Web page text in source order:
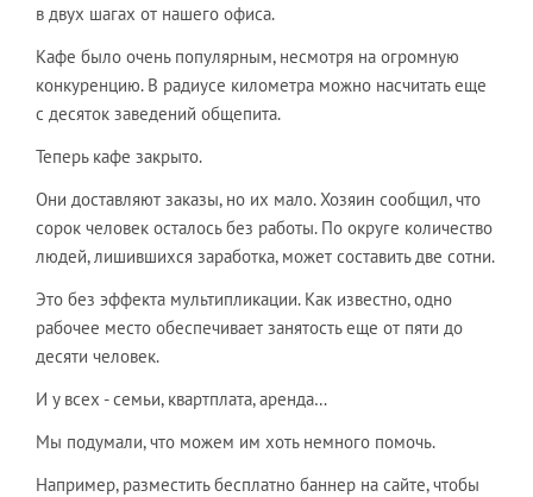
в двух шагах от нашего офиса.
Кафе было очень популярным, несмотря на огромную
конкуренцию. В радиусе километра можно насчитать еще
с десяток заведений общепита.
Теперь кафе закрыто.
Они доставляют заказы, но их мало. Хозяин сообщил, что
сорок человек осталось без работы. По округе количество
людей, лишившихся заработка, может составить две сотни.
Это без эффекта мультипликации. Как известно, одно
рабочее место обеспечивает занятость еще от пяти до
десяти человек.
И у всех - семьи, квартплата, аренда…
Мы подумали, что можем им хоть немного помочь.
Например, разместить бесплатно баннер на сайте, чтобы